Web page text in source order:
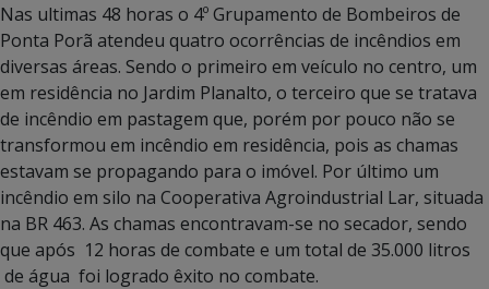
Nas ultimas 48 horas o 4º Grupamento de Bombeiros de
Ponta Porã atendeu quatro ocorrências de incêndios em
diversas áreas. Sendo o primeiro em veículo no centro, um
em residência no Jardim Planalto, o terceiro que se tratava
de incêndio em pastagem que, porém por pouco não se
transformou em incêndio em residência, pois as chamas
estavam se propagando para o imóvel. Por último um
incêndio em silo na Cooperativa Agroindustrial Lar, situada
na BR 463. As chamas encontravam-se no secador, sendo
que após 12 horas de combate e um total de 35.000 litros
de água foi logrado êxito no combate.